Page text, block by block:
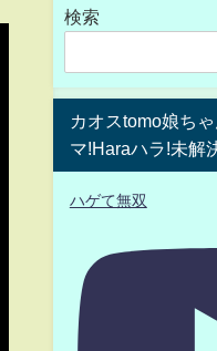
検索
カオスtomo娘ち
マ!Haraハラ!未解
ハゲて無双